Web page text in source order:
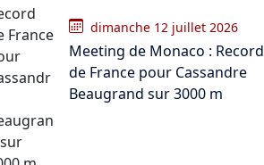
dimanche 12 juillet 2026
Meeting de Monaco : Record
de France pour Cassandre
Beaugrand sur 3000 m